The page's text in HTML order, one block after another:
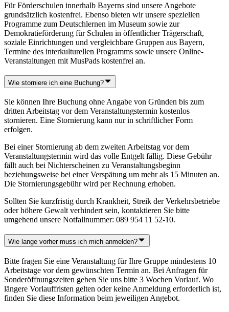
Für Förderschulen innerhalb Bayerns sind unsere Angebote
grundsätzlich kostenfrei. Ebenso bieten wir unsere speziellen
Programme zum Deutschlernen im Museum sowie zur
Demokratieförderung für Schulen in öffentlicher Trägerschaft,
soziale Einrichtungen und vergleichbare Gruppen aus Bayern,
Termine des interkulturellen Programms sowie unsere Online-
Veranstaltungen mit MusPads kostenfrei an.
Wie storniere ich eine Buchung?
Sie können Ihre Buchung ohne Angabe von Gründen bis zum
dritten Arbeitstag vor dem Veranstaltungstermin kostenlos
stornieren. Eine Stornierung kann nur in schriftlicher Form
erfolgen.
Bei einer Stornierung ab dem zweiten Arbeitstag vor dem
Veranstaltungstermin wird das volle Entgelt fällig. Diese Gebühr
fällt auch bei Nichterscheinen zu Veranstaltungsbeginn
beziehungsweise bei einer Verspätung um mehr als 15 Minuten an.
Die Stornierungsgebühr wird per Rechnung erhoben.
Sollten Sie kurzfristig durch Krankheit, Streik der Verkehrsbetriebe
oder höhere Gewalt verhindert sein, kontaktieren Sie bitte
umgehend unsere Notfallnummer: 089 954 11 52-10.
Wie lange vorher muss ich mich anmelden?
Bitte fragen Sie eine Veranstaltung für Ihre Gruppe mindestens 10
Arbeitstage vor dem gewünschten Termin an. Bei Anfragen für
Sonderöffnungszeiten geben Sie uns bitte 3 Wochen Vorlauf. Wo
längere Vorlauffristen gelten oder keine Anmeldung erforderlich ist,
finden Sie diese Information beim jeweiligen Angebot.